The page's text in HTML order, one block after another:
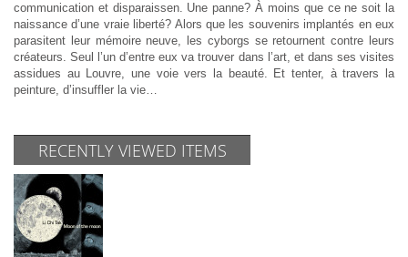
communication et disparaissen. Une panne? À moins que ce ne soit la
naissance d’une vraie liberté? Alors que les souvenirs implantés en eux
parasitent leur mémoire neuve, les cyborgs se retournent contre leurs
créateurs. Seul l’un d’entre eux va trouver dans l’art, et dans ses visites
assidues au Louvre, une voie vers la beauté. Et tenter, à travers la
peinture, d’insuffler la vie…
RECENTLY VIEWED ITEMS